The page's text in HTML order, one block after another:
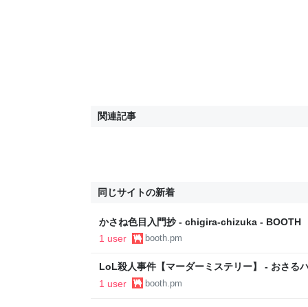
関連記事
同じサイトの新着
かさね色目入門抄 - chigira-chizuka - BOOTH
1 user
booth.pm
LoL殺人事件【マーダーミステリー】 - おさる
1 user
booth.pm